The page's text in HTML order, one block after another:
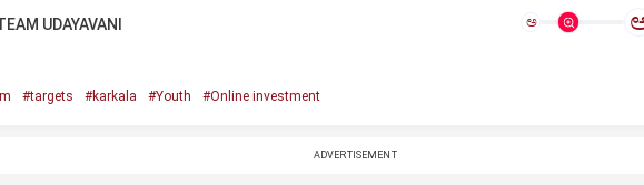
UDAYAVANI ಅ
#targets #karkala #Youth #Online investment
ADVERTISEMENT